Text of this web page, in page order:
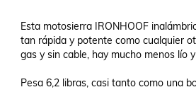
Esta motosierra IRONHOOF
tan rápida y potente como cualquier
gas y sin cable, hay mucho menos lío
Pesa 6,2 libras, casi tanto como una